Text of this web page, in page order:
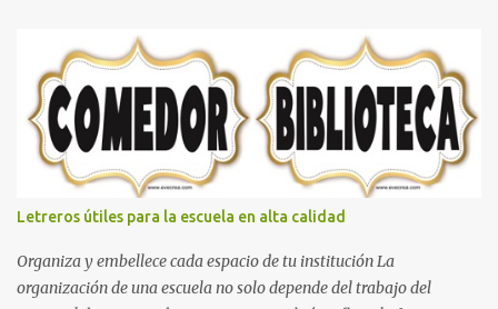
decorar el dormitorio con pósters Cama con diseño de ring de
boxeo Ideas para decoraciones de fiestas infantiles Cosas bonitas
que se pueden hacer con gomas de coche
Letreros útiles para la escuela en alta calidad
Organiza y embellece cada espacio de tu institución La
organización de una escuela no solo depende del trabajo del